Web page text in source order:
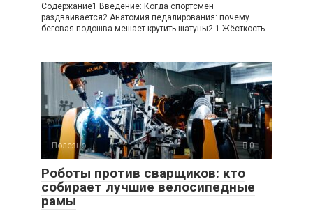
Содержание1 Введение: Когда спортсмен
раздваивается2 Анатомия педалирования: почему
беговая подошва мешает крутить шатуны2.1 Жёсткость
Полезно 0
Роботы против сварщиков: кто
собирает лучшие велосипедные
рамы